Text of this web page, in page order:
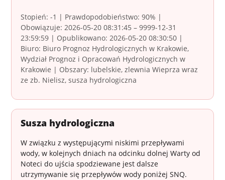
Stopień: -1 | Prawdopodobieństwo: 90% |
Obowiązuje: 2026-05-20 08:31:45 – 9999-12-31
23:59:59 | Opublikowano: 2026-05-20 08:30:50 |
Biuro: Biuro Prognoz Hydrologicznych w Krakowie,
Wydział Prognoz i Opracowań Hydrologicznych w
Krakowie | Obszary: lubelskie, zlewnia Wieprza wraz
ze zb. Nielisz, susza hydrologiczna
Susza hydrologiczna
W związku z występującymi niskimi przepływami
wody, w kolejnych dniach na odcinku dolnej Warty od
Noteci do ujścia spodziewane jest dalsze
utrzymywanie się przepływów wody poniżej SNQ.